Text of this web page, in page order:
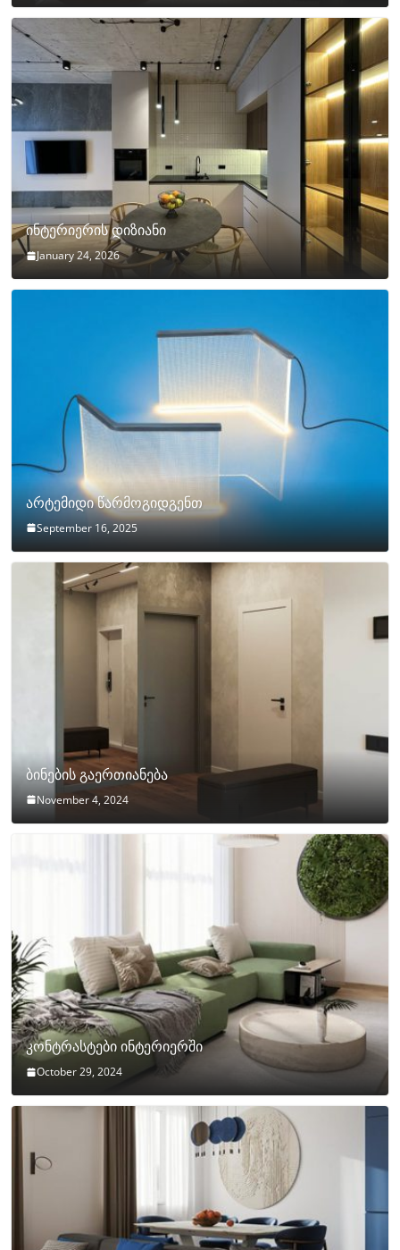
ინტერიერის დიზიანი
January 24, 2026
არტემიდი წარმოგიდგენთ
September 16, 2025
ბინების გაერთიანება
November 4, 2024
კონტრასტები ინტერიერში
October 29, 2024